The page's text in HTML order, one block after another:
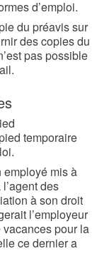
d’emploi.
du préavis sur
des copies du
pas possible
temporaire
mis à
des
à son droit
l’employeur
vacances pour la
ce dernier a